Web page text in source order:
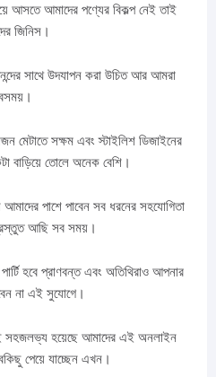
আসতে আমাদের পণ্যের বিকল্প নেই তাই
জিনিস।
সাথে উদযাপন করা উচিত আর আমরা
মেটাতে সক্ষম এবং স্টাইলিশ ডিজাইনের
বাড়িয়ে তোলে অনেক বেশি।
পাশে পাবেন সব ধরনের সহযোগিতা
আছি সব সময়।
হবে প্রাণবন্ত এবং অতিথিরাও আপনার
না এই সুযোগে।
হয়েছে আমাদের এই অনলাইন
পেয়ে যাচ্ছেন এখন।